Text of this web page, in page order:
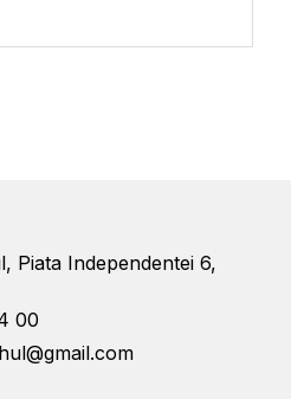
Piata Independentei 6,
00